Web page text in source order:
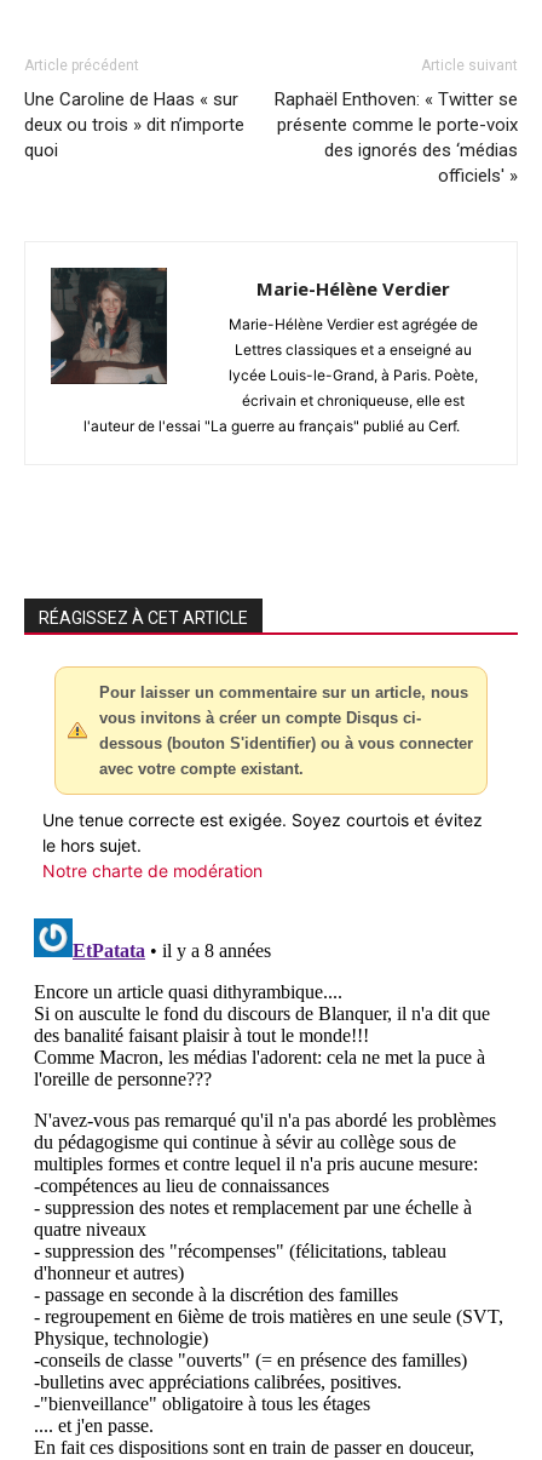
Article précédent
Une Caroline de Haas « sur
deux ou trois » dit n’importe
quoi
Article suivant
Raphaël Enthoven: « Twitter se
présente comme le porte-voix
des ignorés des ‘médias
officiels' »
Marie-Hélène Verdier
Marie-Hélène Verdier est agrégée de
Lettres classiques et a enseigné au
lycée Louis-le-Grand, à Paris. Poète,
écrivain et chroniqueuse, elle est
l'auteur de l'essai "La guerre au français" publié au Cerf.
RÉAGISSEZ À CET ARTICLE
Pour laisser un commentaire sur un article, nous
vous invitons à créer un compte Disqus ci-
dessous (bouton S'identifier) ou à vous connecter
avec votre compte existant.
Une tenue correcte est exigée. Soyez courtois et évitez
le hors sujet.
Notre charte de modération